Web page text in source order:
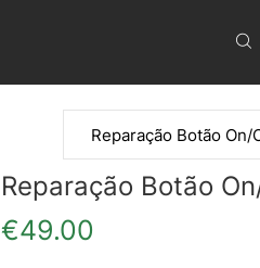
Reparação Botão
€49.00